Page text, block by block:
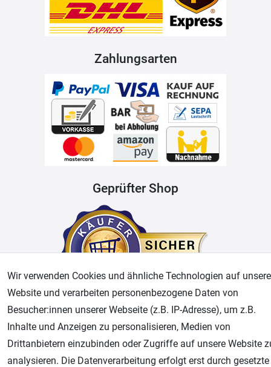
Zahlungsarten
Geprüfter Shop
AGB Widerrufsrecht Datenschutz Impressum
Unsere weiteren Shops:
Wir verwenden Cookies und ähnliche Technologien auf
Website und verarbeiten personenbezogene Daten von
Besucher:innen unserer Webseite (z.B. IP-Adresse), um z.B.
Inhalte und Anzeigen zu personalisieren, Medien von
Drittanbietern einzubinden oder Zugriffe auf unsere Website
analysieren. Die Datenverarbeitung erfolgt erst durch gesetzte